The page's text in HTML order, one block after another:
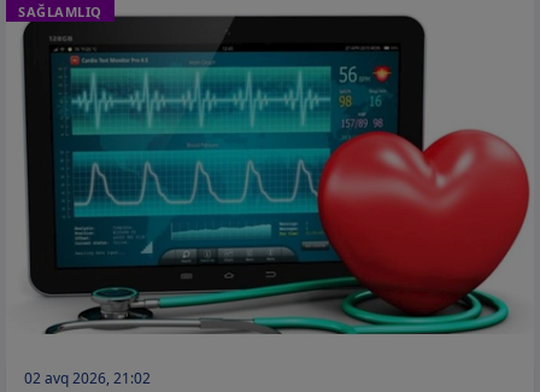
SAĞLAMLIQ
02 avq 2026, 21:02